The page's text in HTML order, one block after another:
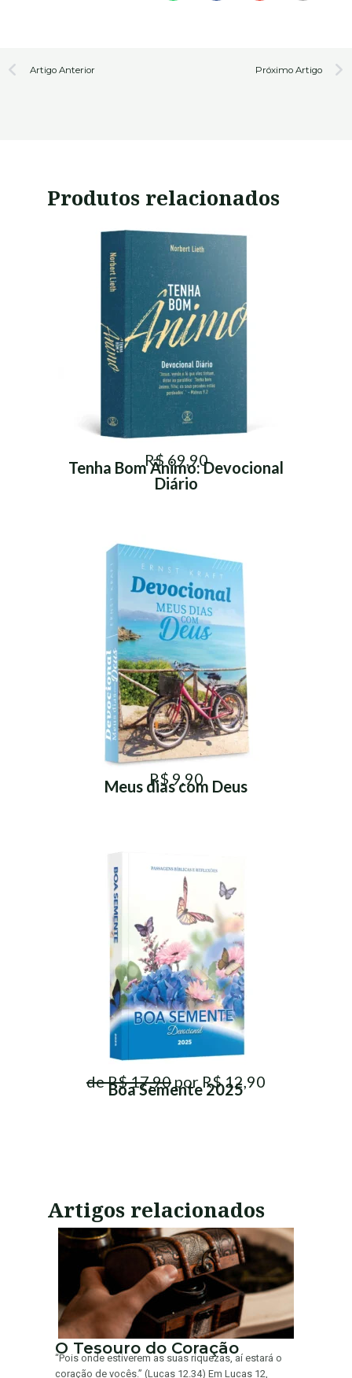
Prev
Artigo Anterior Próximo Artigo
Produtos relacionados
R$ 69,90
Tenha Bom Ânimo: Devocional
Diário
R$ 9,90
Meus dias com Deus
de R$ 17,90 por R$ 12,90
Boa Semente 2025
Artigos relacionados
O Tesouro do Coração
“Pois onde estiverem as suas riquezas, aí estará o
coração de vocês.” (Lucas 12.34) Em Lucas 12,